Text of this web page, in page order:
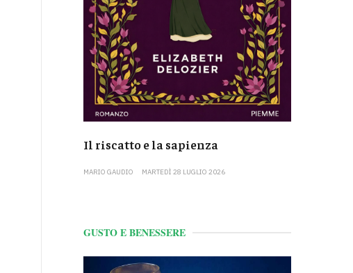
Il riscatto e la sapienza
MARIO GAUDIO MARTEDÌ 28 LUGLIO 2026
GUSTO E BENESSERE